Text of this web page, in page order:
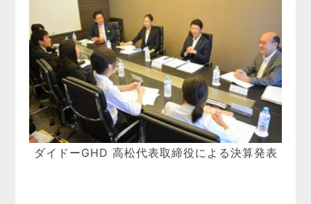
ダイドーGHD 高松代表取締役による決算発表